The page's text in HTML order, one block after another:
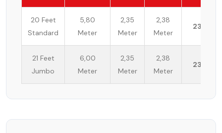
20 Feet
Standard
5,80
Meter
2,35
Meter
2,38
Meter
23 Ton
21 Feet
Jumbo
6,00
Meter
2,35
Meter
2,38
Meter
23 Ton